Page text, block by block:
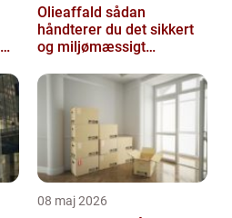
Olieaffald sådan
håndterer du det sikkert
og miljømæssigt
08 maj 2026